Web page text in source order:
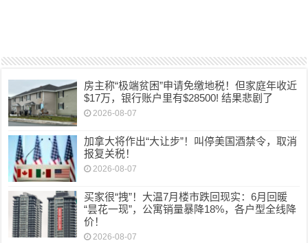
房主称“极端贫困”申请免缴地税！但家庭年收近
$17万，银行账户里有$28500! 结果悲剧了
2026-08-07
加拿大将作出“大让步”！叫停美国酒禁令，取消
报复关税！
2026-08-07
买家很“拽”！大温7月楼市跌回现实：6月回暖
“昙花一现”，公寓销量暴降18%，各户型全线降
价！
2026-08-07